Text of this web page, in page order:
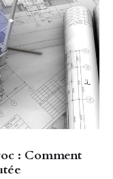
: Comment